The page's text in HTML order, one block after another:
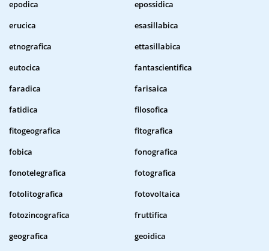
epodica
epossidica
erucica
esasillabica
etnografica
ettasillabica
eutocica
fantascientifica
faradica
farisaica
fatidica
filosofica
fitogeografica
fitografica
fobica
fonografica
fonotelegrafica
fotografica
fotolitografica
fotovoltaica
fotozincografica
fruttifica
geografica
geoidica